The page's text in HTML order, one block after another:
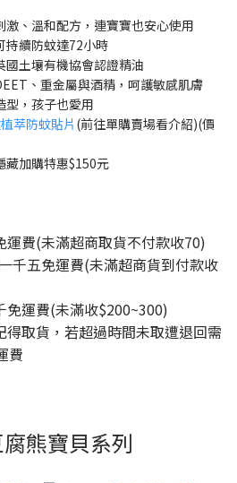
激、溫和配方，連寶寶也安心使用
持續防蚊達72小時
國土壤有機協會認證精油
、重金屬與酒精，呵護敏感肌膚
型，孩子也愛用
萃防蚊貼片 (前往單購賣場看介紹)(價
藏加購特惠$150元
運費(未滿超商取貨不付款收70)
千五免運費(未滿超商貨到付款收
免運費(未滿收$200~300)
得取貨，若超過時間未取遭退回需
費
熊寶貝系列